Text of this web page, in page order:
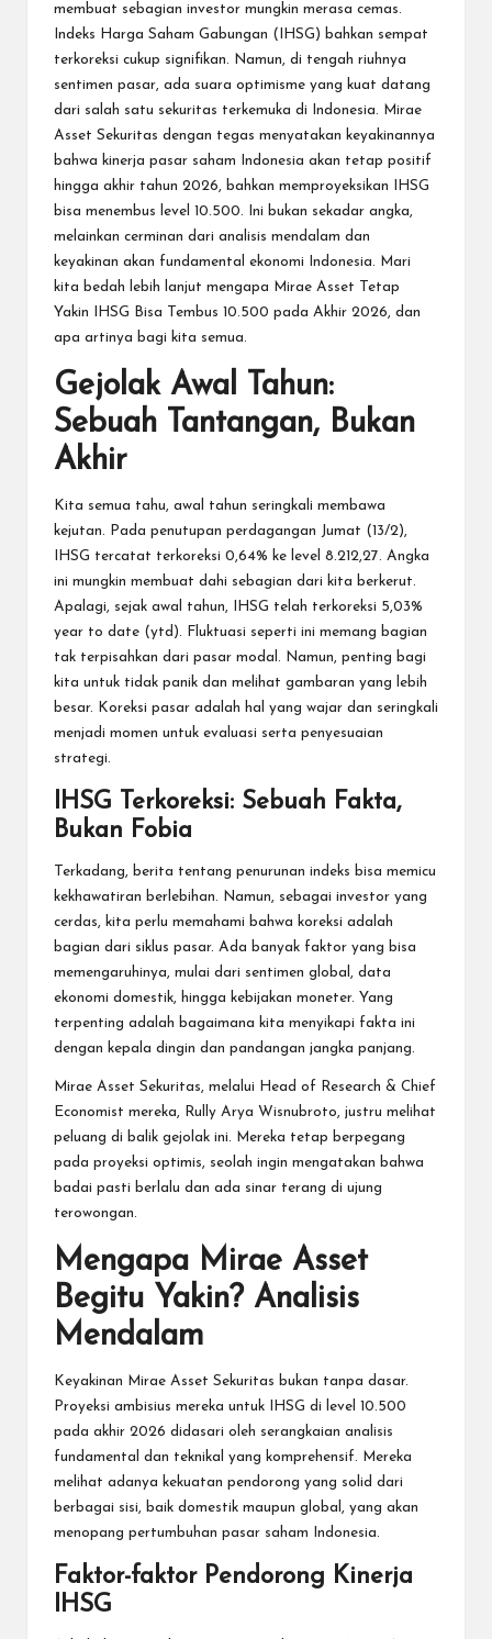
membuat sebagian investor mungkin merasa cemas.
Indeks Harga Saham Gabungan (IHSG) bahkan sempat
terkoreksi cukup signifikan. Namun, di tengah riuhnya
sentimen pasar, ada suara optimisme yang kuat datang
dari salah satu sekuritas terkemuka di Indonesia. Mirae
Asset Sekuritas dengan tegas menyatakan keyakinannya
bahwa kinerja pasar saham Indonesia akan tetap positif
hingga akhir tahun 2026, bahkan memproyeksikan IHSG
bisa menembus level 10.500. Ini bukan sekadar angka,
melainkan cerminan dari analisis mendalam dan
keyakinan akan fundamental ekonomi Indonesia. Mari
kita bedah lebih lanjut mengapa
Mirae Asset Tetap
Yakin IHSG Bisa Tembus 10.500 pada Akhir 2026 , dan
apa artinya bagi kita semua.
Gejolak Awal Tahun:
Sebuah Tantangan, Bukan
Akhir
Kita semua tahu, awal tahun seringkali membawa
kejutan. Pada penutupan perdagangan Jumat (13/2),
IHSG tercatat terkoreksi 0,64% ke level 8.212,27. Angka
ini mungkin membuat dahi sebagian dari kita berkerut.
Apalagi, sejak awal tahun, IHSG telah terkoreksi 5,03%
year to date (ytd). Fluktuasi seperti ini memang bagian
tak terpisahkan dari pasar modal. Namun, penting bagi
kita untuk tidak panik dan melihat gambaran yang lebih
besar. Koreksi pasar adalah hal yang wajar dan seringkali
menjadi momen untuk evaluasi serta penyesuaian
strategi.
IHSG Terkoreksi: Sebuah Fakta,
Bukan Fobia
Terkadang, berita tentang penurunan indeks bisa memicu
kekhawatiran berlebihan. Namun, sebagai investor yang
cerdas, kita perlu memahami bahwa koreksi adalah
bagian dari siklus pasar. Ada banyak faktor yang bisa
memengaruhinya, mulai dari sentimen global, data
ekonomi domestik, hingga kebijakan moneter. Yang
terpenting adalah bagaimana kita menyikapi fakta ini
dengan kepala dingin dan pandangan jangka panjang.
Mirae Asset Sekuritas, melalui Head of Research & Chief
Economist mereka, Rully Arya Wisnubroto, justru melihat
peluang di balik gejolak ini. Mereka tetap berpegang
pada proyeksi optimis, seolah ingin mengatakan bahwa
badai pasti berlalu dan ada sinar terang di ujung
terowongan.
Mengapa Mirae Asset
Begitu Yakin? Analisis
Mendalam
Keyakinan Mirae Asset Sekuritas bukan tanpa dasar.
Proyeksi ambisius mereka untuk IHSG di level 10.500
pada akhir 2026 didasari oleh serangkaian analisis
fundamental dan teknikal yang komprehensif. Mereka
melihat adanya kekuatan pendorong yang solid dari
berbagai sisi, baik domestik maupun global, yang akan
menopang pertumbuhan pasar saham Indonesia.
Faktor-faktor Pendorong Kinerja
IHSG